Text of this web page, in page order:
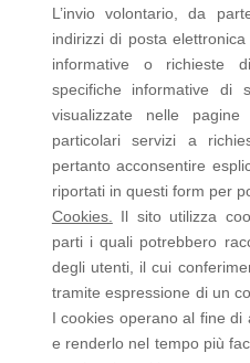
L’invio volontario, da
indirizzi di posta
informative o richieste
specifiche informative di
visualizzate nelle
particolari servizi a
pertanto acconsentire
riportati in questi form per
Cookies. Il sito utilizza
parti i quali potrebbero
degli utenti, il cui
tramite espressione di un
I cookies operano al fine di
e renderlo nel tempo più